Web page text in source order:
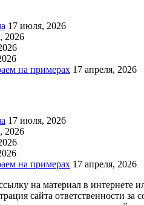
17 июля, 2026
2026
на примерах 17 апреля, 2026
17 июля, 2026
2026
на примерах 17 апреля, 2026
на материал в интернете
сайта ответственности